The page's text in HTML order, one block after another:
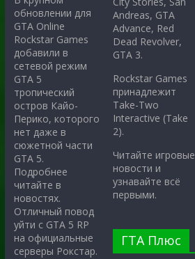
обновлении для
GTA Online
Rockstar Games
добавили в
сетевой режим
GTA 5
тропический
остров Кайо-
Перико, которого
нет даже в
сюжетной части
GTA 5.
Подробнее
читайте в
новостях.
Отличный повод
уйти с GTA 5 RP
на официальные
серверы Рокстар.
Andreas, GTA
Advance, Red
Dead Revolver,
GTA 3.
Rockstar Games
принадлежит
Take-Two
Interactive (Take
2).
Читайте игровые
новости и
узнавайте всё
первыми.
ГТА Плюс